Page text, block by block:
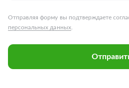
Запчасти для грузовых автомобилей
Каталог запчастей
Спецпредложения